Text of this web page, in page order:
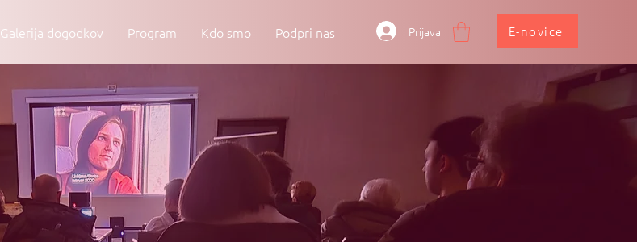
Galerija dogodkov Program Kdo smo Podpri nas Prijava E-novice